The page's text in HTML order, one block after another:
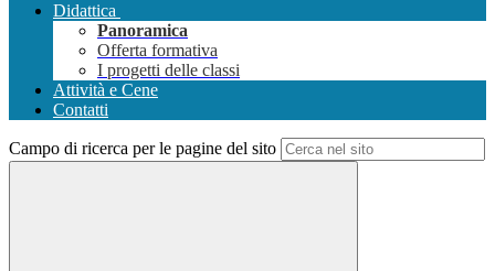
Didattica
Panoramica
Offerta formativa
I progetti delle classi
Attività e Cene
Contatti
Campo di ricerca per le pagine del sito